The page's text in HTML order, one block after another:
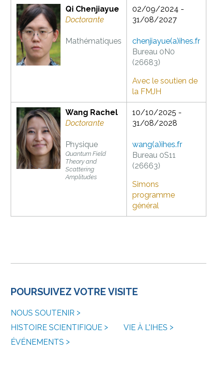
Qi Chenjiayue
Doctorante
Mathématiques
02/09/2024 -
31/08/2027
chenjiayue(a)ihes.fr
Bureau 0N0
(26683)
Avec le soutien de
la FMJH
Wang Rachel
Doctorante
Physique
Quantum Field
Theory and
Scattering
Amplitudes
10/10/2025 -
31/08/2028
wang(a)ihes.fr
Bureau 0S11
(26663)
Simons
programme
général
POURSUIVEZ VOTRE VISITE
NOUS SOUTENIR
HISTOIRE SCIENTIFIQUE
VIE À L'IHES
ÉVÉNEMENTS